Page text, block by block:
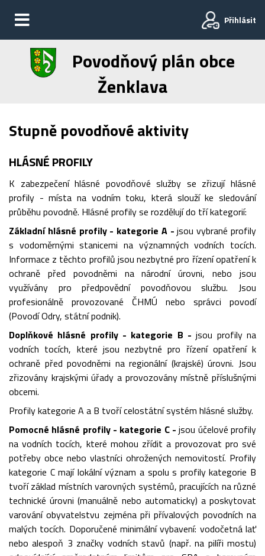
Přihlásit
Povodňový plán obce
Ženklava
Stupně povodňové aktivity
HLÁSNÉ PROFILY
K zabezpečení hlásné povodňové služby se zřizují hlásné
profily - místa na vodním toku, která slouží ke sledování
průběhu povodně. Hlásné profily se rozdělují do tří kategorií:
Základní hlásné profily - kategorie A - jsou vybrané profily
s vodoměrnými stanicemi na významných vodních tocích.
Informace z těchto profilů jsou nezbytné pro řízení opatření k
ochraně před povodněmi na národní úrovni, nebo jsou
využívány pro předpovědní povodňovou službu. Jsou
profesionálně provozované ČHMÚ nebo správci povodí
(Povodí Odry, státní podnik).
Doplňkové hlásné profily - kategorie B - jsou profily na
vodních tocích, které jsou nezbytné pro řízení opatření k
ochraně před povodněmi na regionální (krajské) úrovni. Jsou
zřizovány krajskými úřady a provozovány místně příslušnými
obcemi.
Profily kategorie A a B tvoří celostátní systém hlásné služby.
Pomocné hlásné profily - kategorie C - jsou účelové profily
na vodních tocích, které mohou zřídit a provozovat pro své
potřeby obce nebo vlastníci ohrožených nemovitostí. Profily
kategorie C mají lokální význam a spolu s profily kategorie B
tvoří základ místních varovných systémů, pracujících na různé
technické úrovni (manuálně nebo automaticky) a poskytovat
varování obyvatelstvu zejména při přívalových povodních na
malých tocích. Doporučené minimální vybavení: vodočetná lať
nebo alespoň 3 značky vodních stavů (např. na pilíři mostu)